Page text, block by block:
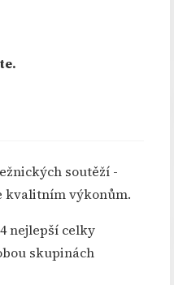
soutěží -
kvalitním výkonům.
nejlepší celky
skupinách